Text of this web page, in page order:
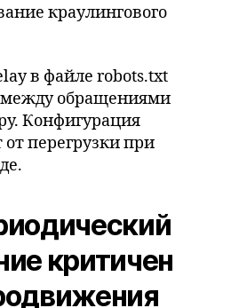
краулингового
в файле robots.txt
между обращениями
Конфигурация
от перегрузки при
критичен